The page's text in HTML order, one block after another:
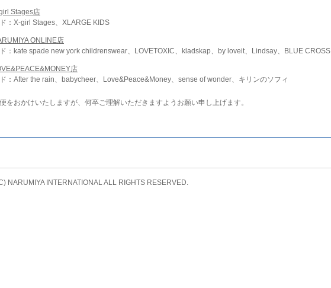
Stages店
：X-girl Stages、XLARGE KIDS
ONLINE店
：kate spade new york childrenswear、LOVETOXIC、kladskap、by loveit、Lindsay、BLUE CROSS
店
：After the rain、babycheer、Love&Peace&Money、sense of wonder、キリンのソフィ
をおかけいたしますが、何卒ご理解いただきますようお願い申し上げます。